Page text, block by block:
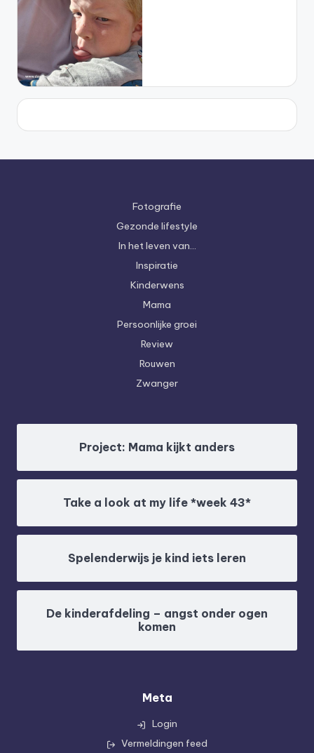
Fotografie
Gezonde lifestyle
In het leven van…
Inspiratie
Kinderwens
Mama
Persoonlijke groei
Review
Rouwen
Zwanger
Project: Mama kijkt anders
Take a look at my life *week 43*
Spelenderwijs je kind iets leren
De kinderafdeling – angst onder ogen
komen
Meta
Login
Vermeldingen feed